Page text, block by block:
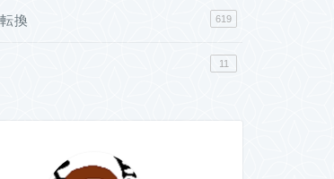
換 619
11